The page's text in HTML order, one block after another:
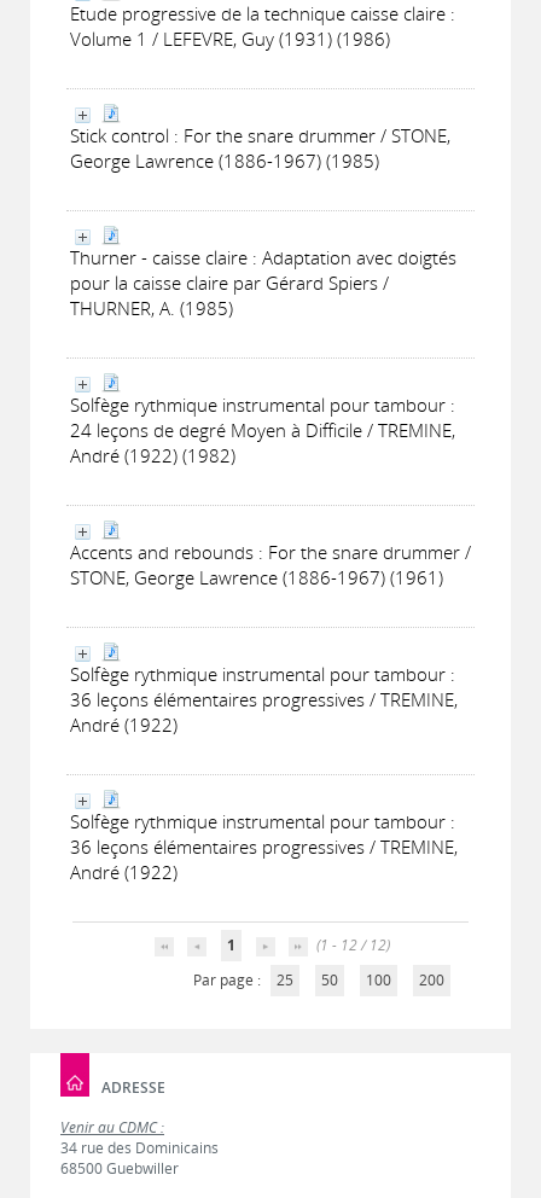
Etude progressive de la technique caisse claire :
Volume 1 / LEFEVRE, Guy (1931) (1986)
Stick control : For the snare drummer / STONE,
George Lawrence (1886-1967) (1985)
Thurner - caisse claire : Adaptation avec doigtés
pour la caisse claire par Gérard Spiers /
THURNER, A. (1985)
Solfège rythmique instrumental pour tambour :
24 leçons de degré Moyen à Difficile / TREMINE,
André (1922) (1982)
Accents and rebounds : For the snare drummer /
STONE, George Lawrence (1886-1967) (1961)
Solfège rythmique instrumental pour tambour :
36 leçons élémentaires progressives / TREMINE,
André (1922)
Solfège rythmique instrumental pour tambour :
36 leçons élémentaires progressives / TREMINE,
André (1922)
1
(1 - 12 / 12)
Par page :
25 50 100 200
ADRESSE
Venir au CDMC :
34 rue des Dominicains
68500 Guebwiller